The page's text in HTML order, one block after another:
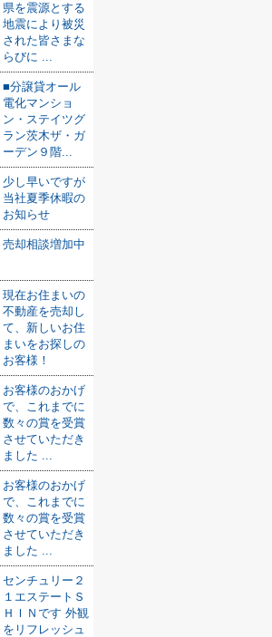
県を震源とする
地震により被災
された皆さまな
らびに ...
■分譲貸オール
電化マンショ
ン・ステイツグ
ラン茨木ザ・ガ
ーデン９階...
少し早いですが
当社夏季休暇の
お知らせ
売却相談増加中
現在お住まいの
不動産を売却し
て、新しいお住
まいをお探しの
お客様！
お客様のおかげ
で、これまでに
数々の賞を受賞
させていただき
ました ...
お客様のおかげ
で、これまでに
数々の賞を受賞
させていただき
ました ...
センチュリー２
１エステートＳ
ＨＩＮです 外観
をリフレッシュ